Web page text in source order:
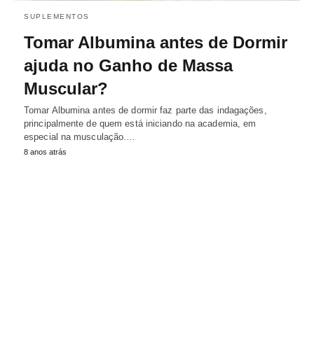
SUPLEMENTOS
Tomar Albumina antes de Dormir
ajuda no Ganho de Massa
Muscular?
Tomar Albumina antes de dormir faz parte das indagações,
principalmente de quem está iniciando na academia, em
especial na musculação.…
8 anos atrás